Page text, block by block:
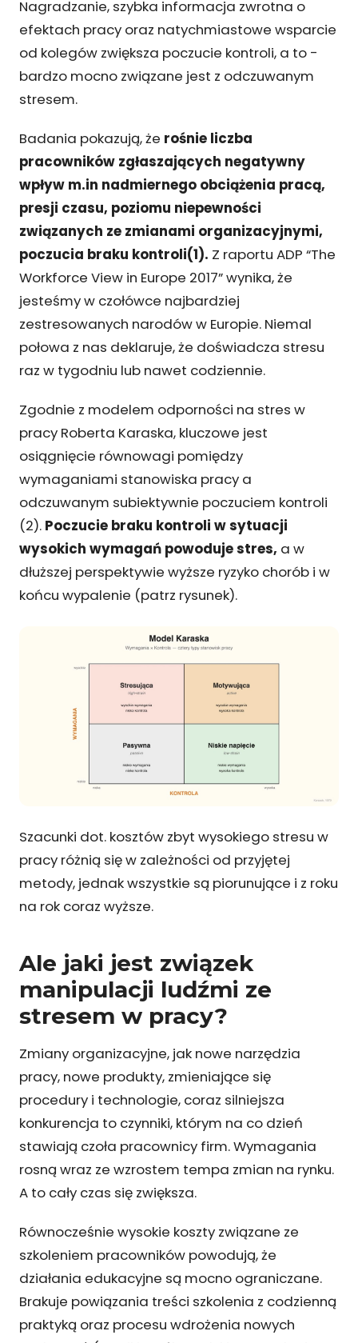
Nagradzanie, szybka informacja zwrotna o
efektach pracy oraz natychmiastowe wsparcie
od kolegów zwiększa poczucie kontroli, a to -
bardzo mocno związane jest z odczuwanym
stresem.
Badania pokazują, że rośnie liczba
pracowników zgłaszających negatywny
wpływ m.in nadmiernego obciążenia pracą,
presji czasu, poziomu niepewności
związanych ze zmianami organizacyjnymi,
poczucia braku kontroli(1). Z raportu ADP “The
Workforce View in Europe 2017” wynika, że
jesteśmy w czołówce najbardziej
zestresowanych narodów w Europie. Niemal
połowa z nas deklaruje, że doświadcza stresu
raz w tygodniu lub nawet codziennie.
Zgodnie z modelem odporności na stres w
pracy Roberta Karaska, kluczowe jest
osiągnięcie równowagi pomiędzy
wymaganiami stanowiska pracy a
odczuwanym subiektywnie poczuciem kontroli
(2). Poczucie braku kontroli w sytuacji
wysokich wymagań powoduje stres, a w
dłuższej perspektywie wyższe ryzyko chorób i w
końcu wypalenie (patrz rysunek).
Szacunki dot. kosztów zbyt wysokiego stresu w
pracy różnią się w zależności od przyjętej
metody, jednak wszystkie są piorunujące i z roku
na rok coraz wyższe.
Ale jaki jest związek
manipulacji ludźmi ze
stresem w pracy?
Zmiany organizacyjne, jak nowe narzędzia
pracy, nowe produkty, zmieniające się
procedury i technologie, coraz silniejsza
konkurencja to czynniki, którym na co dzień
stawiają czoła pracownicy firm. Wymagania
rosną wraz ze wzrostem tempa zmian na rynku.
A to cały czas się zwiększa.
Równocześnie wysokie koszty związane ze
szkoleniem pracowników powodują, że
działania edukacyjne są mocno ograniczane.
Brakuje powiązania treści szkolenia z codzienną
praktyką oraz procesu wdrożenia nowych